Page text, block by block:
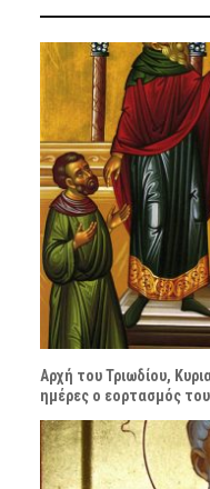
Αρχή του Τριωδίου,
ημέρες ο εορτασμός